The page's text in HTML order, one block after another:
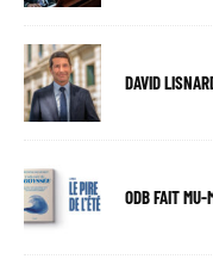
DAVID
ODB FAIT MU-